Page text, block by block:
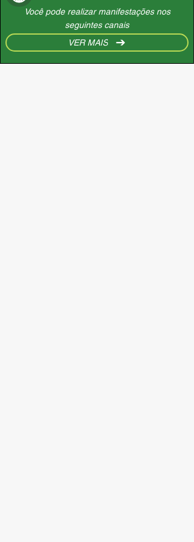
Você pode realizar manifestações nos
seguintes canais
VER MAIS